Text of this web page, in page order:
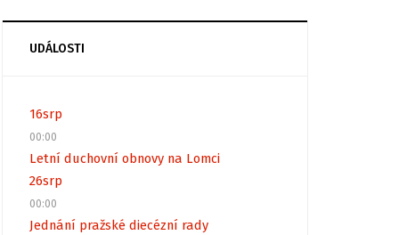
UDÁLOSTI
16srp
00:00
Letní duchovní obnovy na Lomci
26srp
00:00
Jednání pražské diecézní rady